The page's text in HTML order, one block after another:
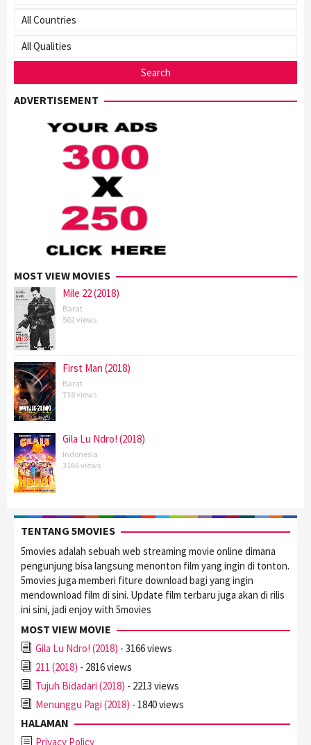
ADVERTISEMENT
MOST VIEW MOVIES
Mile 22 (2018)
Barat
502 views
First Man (2018)
Barat
738 views
Gila Lu Ndro! (2018)
Indonesia
3166 views
TENTANG 5MOVIES
5movies adalah sebuah web streaming movie online dimana
pengunjung bisa langsung menonton film yang ingin di tonton.
5movies juga memberi fiture download bagi yang ingin
mendownload film di sini. Update film terbaru juga akan di rilis
ini sini, jadi enjoy with 5movies
MOST VIEW MOVIE
Gila Lu Ndro! (2018) - 3166 views
211 (2018) - 2816 views
Tujuh Bidadari (2018) - 2213 views
Menunggu Pagi (2018) - 1840 views
HALAMAN
Privacy Policy